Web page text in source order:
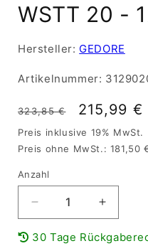
WSTT 20 -
Hersteller: GEDORE
Artikelnummer:
Normaler
Preis
323,85 € 215,99 €
Preis inklusive 19% MwSt.
Preis ohne MwSt.: 181,50
Anzahl
Verringere
die
Menge
Erhöhe
die
Menge
30 Tage